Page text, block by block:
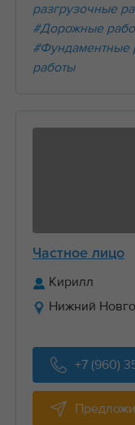
разгрузочные
#Дорожные
#Фундаментные
работы
Частное лицо
Кирилл
Нижний
+7 (960)